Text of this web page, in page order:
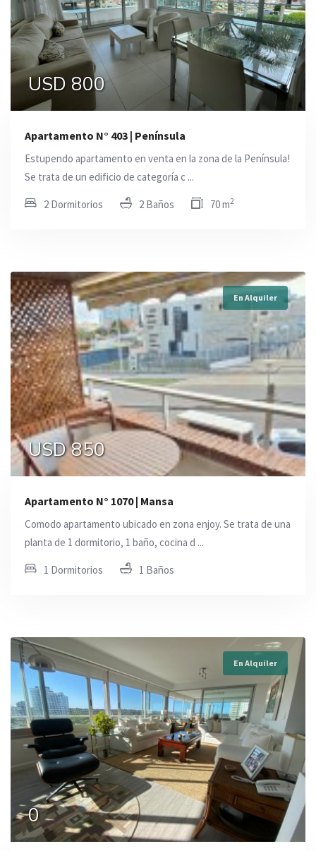
USD 800
Apartamento N° 403 | Península
Estupendo apartamento en venta en la zona de la Península!
Se trata de un edificio de categoría c ...
2 Dormitorios 2 Baños 70 m2
En Alquiler
USD 850
Apartamento N° 1070 | Mansa
Comodo apartamento ubicado en zona enjoy. Se trata de una
planta de 1 dormitorio, 1 baño, cocina d ...
1 Dormitorios 1 Baños
En Alquiler
0